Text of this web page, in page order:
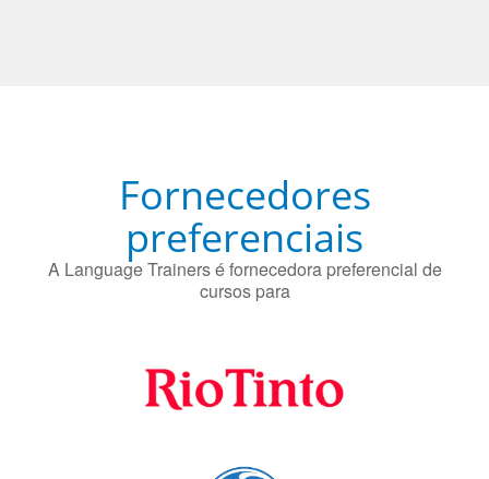
Fornecedores
preferenciais
A Language Trainers é fornecedora preferencial de
cursos para